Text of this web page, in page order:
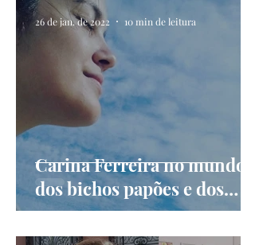
Carina Ferreira no mundo
dos bichos papões e dos
recomeços
26 de jan. de 2022 10 min de leitura